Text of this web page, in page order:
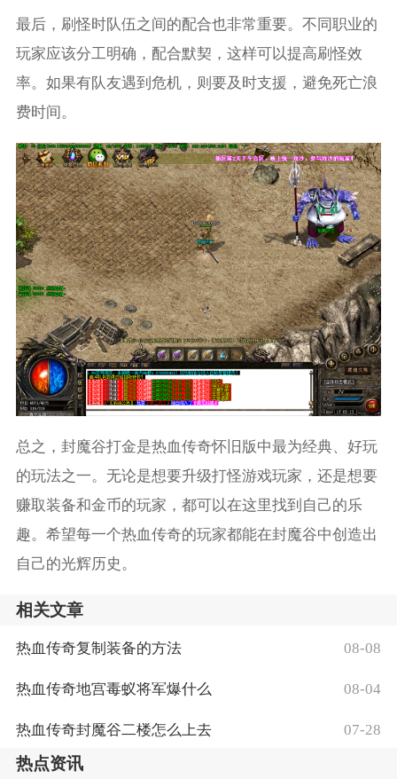
最后，刷怪时队伍之间的配合也非常重要。不同职业的
玩家应该分工明确，配合默契，这样可以提高刷怪效
率。如果有队友遇到危机，则要及时支援，避免死亡浪
费时间。
总之，封魔谷打金是热血传奇怀旧版中最为经典、好玩
的玩法之一。无论是想要升级打怪游戏玩家，还是想要
赚取装备和金币的玩家，都可以在这里找到自己的乐
趣。希望每一个热血传奇的玩家都能在封魔谷中创造出
自己的光辉历史。
相关文章
热血传奇复制装备的方法 08-08
热血传奇地宫毒蚁将军爆什么 08-04
热血传奇封魔谷二楼怎么上去 07-28
热点资讯